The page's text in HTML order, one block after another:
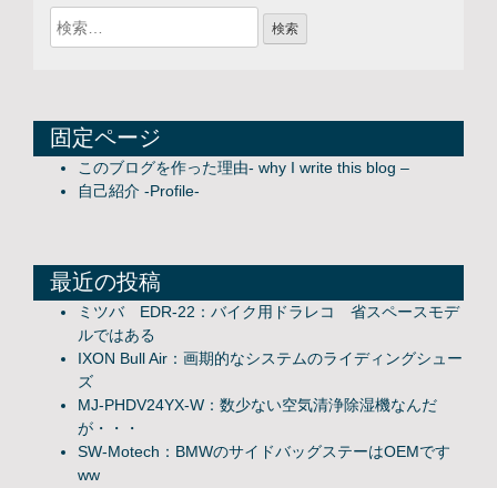
固定ページ
このブログを作った理由- why I write this blog –
自己紹介 -Profile-
最近の投稿
ミツバ EDR-22：バイク用ドラレコ 省スペースモデ
ルではある
IXON Bull Air：画期的なシステムのライディングシュー
ズ
MJ-PHDV24YX-W：数少ない空気清浄除湿機なんだ
が・・・
SW-Motech：BMWのサイドバッグステーはOEMです
ww